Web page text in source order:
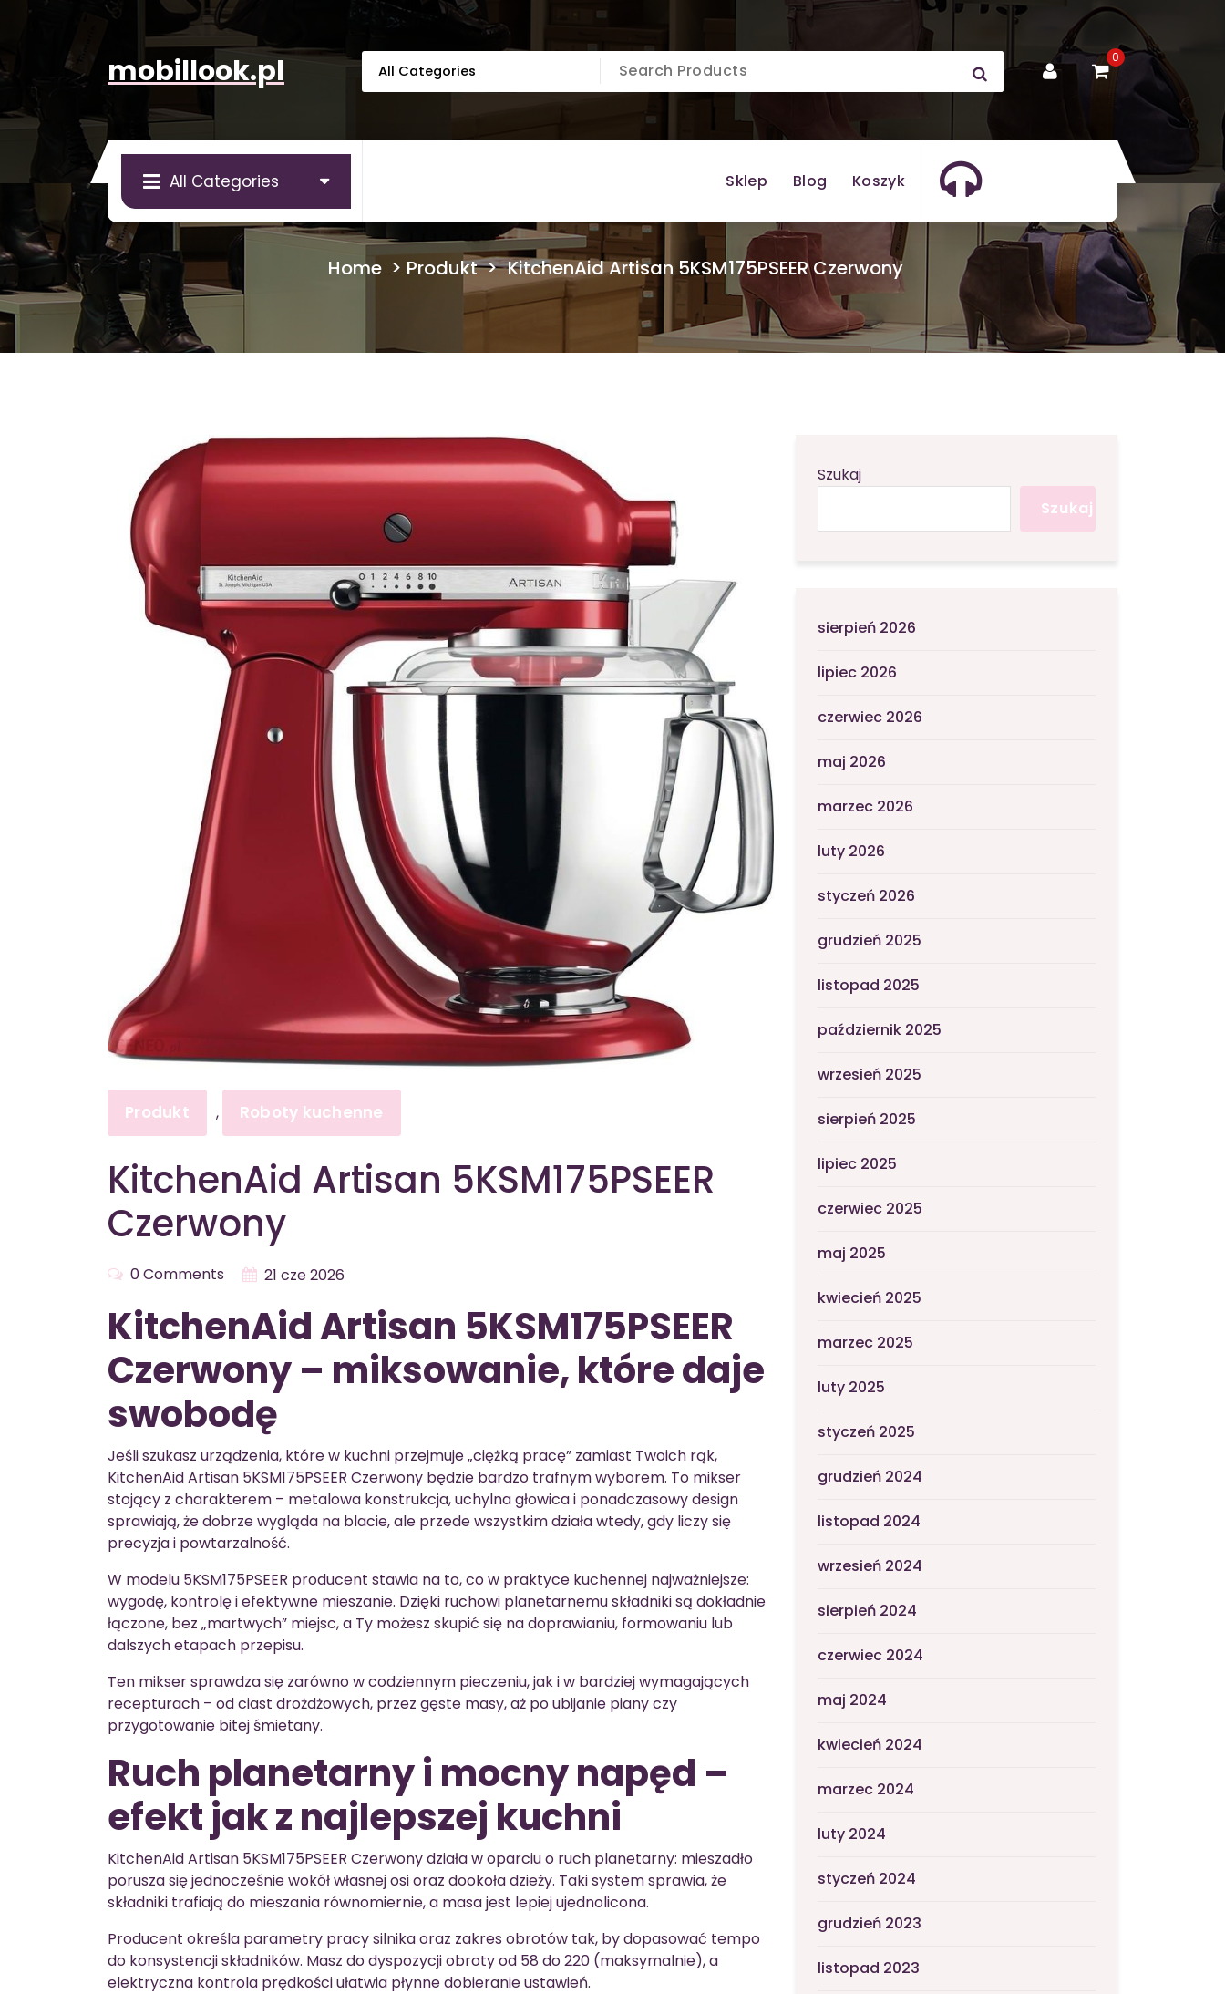
mobillook.pl 0
All Categories Sklep Blog Koszyk
Home> Produkt> KitchenAid Artisan 5KSM175PSEER Czerwony
Produkt , Roboty kuchenne
KitchenAid Artisan 5KSM175PSEER
Czerwony
0 Comments 21 cze 2026
KitchenAid Artisan 5KSM175PSEER
Czerwony – miksowanie, które daje
swobodę
Jeśli szukasz urządzenia, które w kuchni przejmuje „ciężką pracę” zamiast Twoich rąk,
KitchenAid Artisan 5KSM175PSEER Czerwony będzie bardzo trafnym wyborem. To mikser
stojący z charakterem – metalowa konstrukcja, uchylna głowica i ponadczasowy design
sprawiają, że dobrze wygląda na blacie, ale przede wszystkim działa wtedy, gdy liczy się
precyzja i powtarzalność.
W modelu 5KSM175PSEER producent stawia na to, co w praktyce kuchennej najważniejsze:
wygodę, kontrolę i efektywne mieszanie. Dzięki ruchowi planetarnemu składniki są dokładnie
łączone, bez „martwych” miejsc, a Ty możesz skupić się na doprawianiu, formowaniu lub
dalszych etapach przepisu.
Ten mikser sprawdza się zarówno w codziennym pieczeniu, jak i w bardziej wymagających
recepturach – od ciast drożdżowych, przez gęste masy, aż po ubijanie piany czy
przygotowanie bitej śmietany.
Ruch planetarny i mocny napęd –
efekt jak z najlepszej kuchni
KitchenAid Artisan 5KSM175PSEER Czerwony działa w oparciu o ruch planetarny: mieszadło
porusza się jednocześnie wokół własnej osi oraz dookoła dzieży. Taki system sprawia, że
składniki trafiają do mieszania równomiernie, a masa jest lepiej ujednolicona.
Producent określa parametry pracy silnika oraz zakres obrotów tak, by dopasować tempo
do konsystencji składników. Masz do dyspozycji obroty od 58 do 220 (maksymalnie), a
elektryczna kontrola prędkości ułatwia płynne dobieranie ustawień.
Szukaj
Szukaj
sierpień 2026
lipiec 2026
czerwiec 2026
maj 2026
marzec 2026
luty 2026
styczeń 2026
grudzień 2025
listopad 2025
październik 2025
wrzesień 2025
sierpień 2025
lipiec 2025
czerwiec 2025
maj 2025
kwiecień 2025
marzec 2025
luty 2025
styczeń 2025
grudzień 2024
listopad 2024
wrzesień 2024
sierpień 2024
czerwiec 2024
maj 2024
kwiecień 2024
marzec 2024
luty 2024
styczeń 2024
grudzień 2023
listopad 2023